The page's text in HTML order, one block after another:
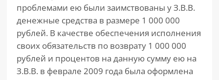
проблемами ею были заимствованы у З.В.В.
денежные средства в размере 1 000 000
рублей. В качестве обеспечения исполнения
своих обязательств по возврату 1 000 000
рублей и процентов на данную сумму ею на
З.В.В. в феврале 2009 года была оформлена